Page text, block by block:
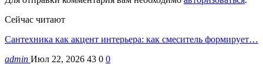
Сейчас читают
Сантехника как акцент интерьера: как смеситель формирует…
admin Июл 22, 2026 43 0 0